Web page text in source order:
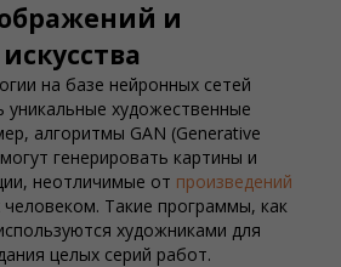
и
на базе нейронных сетей
уникальные художественные
алгоритмы GAN (Generative
генерировать картины и
неотличимые от произведений
человеком. Такие программы, как
художниками для
целых серий работ.